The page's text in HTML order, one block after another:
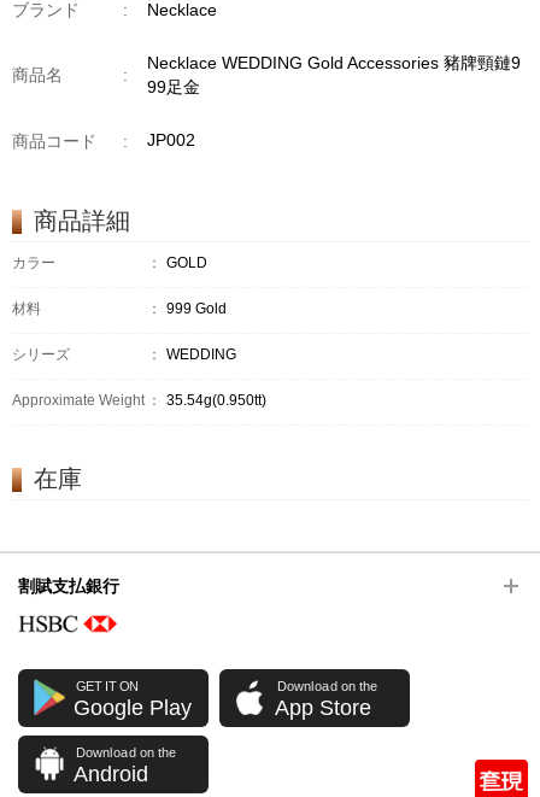
ブランド : Necklace
商品名 :
Necklace WEDDING Gold Accessories 豬牌頸鏈9
99足金
商品コード : JP002
商品詳細
カラー ： GOLD
材料 ： 999 Gold
シリーズ ： WEDDING
Approximate Weight ： 35.54g(0.950tt)
在庫
割賦支払銀行
GET IT ON
Google Play
Download on the
App Store
Download on the
Android